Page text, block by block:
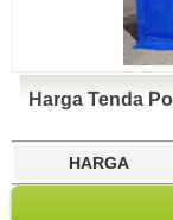
Harga Tenda
HARGA